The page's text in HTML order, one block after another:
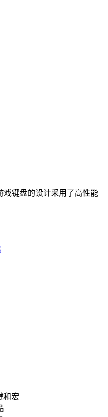
戏键盘的设计采用了高性能
和宏